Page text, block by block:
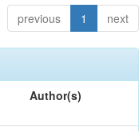
previous 1 next
Author(s)